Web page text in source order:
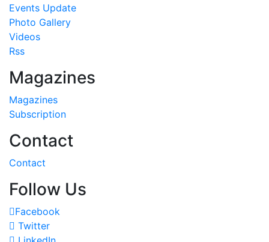
Events Update
Photo Gallery
Videos
Rss
Magazines
Magazines
Subscription
Contact
Contact
Follow Us
Facebook
Twitter